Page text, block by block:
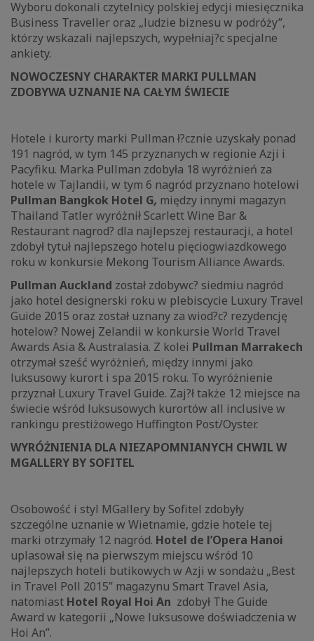
Wyboru dokonali czytelnicy polskiej edycji miesięcznika
Business Traveller oraz „ludzie biznesu w podróży”,
którzy wskazali najlepszych, wypełniaj?c specjalne
ankiety.
NOWOCZESNY CHARAKTER MARKI PULLMAN
ZDOBYWA UZNANIE NA CAŁYM ŚWIECIE
Hotele i kurorty marki Pullman ł?cznie uzyskały ponad
191 nagród, w tym 145 przyznanych w regionie Azji i
Pacyfiku. Marka Pullman zdobyła 18 wyróżnień za
hotele w Tajlandii, w tym 6 nagród przyznano hotelowi
Pullman Bangkok Hotel G, między innymi magazyn
Thailand Tatler wyróżnił Scarlett Wine Bar &
Restaurant nagrod? dla najlepszej restauracji, a hotel
zdobył tytuł najlepszego hotelu pięciogwiazdkowego
roku w konkursie Mekong Tourism Alliance Awards.
Pullman Auckland został zdobywc? siedmiu nagród
jako hotel designerski roku w plebiscycie Luxury Travel
Guide 2015 oraz został uznany za wiod?c? rezydencję
hotelow? Nowej Zelandii w konkursie World Travel
Awards Asia & Australasia. Z kolei Pullman Marrakech
otrzymał sześć wyróżnień, między innymi jako
luksusowy kurort i spa 2015 roku. To wyróżnienie
przyznał Luxury Travel Guide. Zaj?ł także 12 miejsce na
świecie wśród luksusowych kurortów all inclusive w
rankingu prestiżowego Huffington Post/Oyster.
WYRÓŻNIENIA DLA NIEZAPOMNIANYCH CHWIL W
MGALLERY BY SOFITEL
Osobowość i styl MGallery by Sofitel zdobyły
szczególne uznanie w Wietnamie, gdzie hotele tej
marki otrzymały 12 nagród. Hotel de l’Opera Hanoi
uplasował się na pierwszym miejscu wśród 10
najlepszych hoteli butikowych w Azji w sondażu „Best
in Travel Poll 2015” magazynu Smart Travel Asia,
natomiast Hotel Royal Hoi An zdobył The Guide
Award w kategorii „Nowe luksusowe doświadczenia w
Hoi An”.